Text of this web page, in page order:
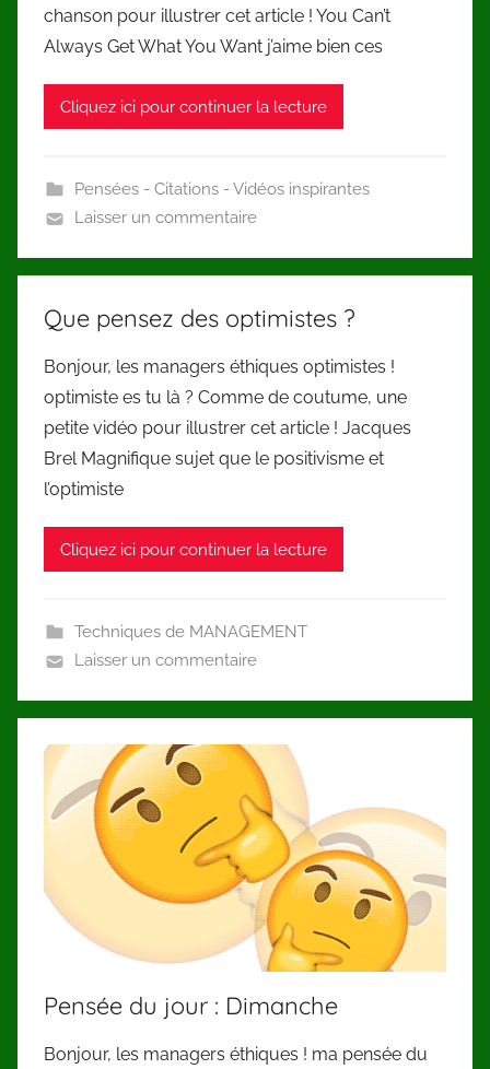
chanson pour illustrer cet article ! You Can’t
Always Get What You Want j’aime bien ces
Cliquez ici pour continuer la lecture
Pensées - Citations - Vidéos inspirantes
Laisser un commentaire
Que pensez des optimistes ?
Bonjour, les managers éthiques optimistes !
optimiste es tu là ? Comme de coutume, une
petite vidéo pour illustrer cet article ! Jacques
Brel Magnifique sujet que le positivisme et
l’optimiste
Cliquez ici pour continuer la lecture
Techniques de MANAGEMENT
Laisser un commentaire
Pensée du jour : Dimanche
Bonjour, les managers éthiques ! ma pensée du